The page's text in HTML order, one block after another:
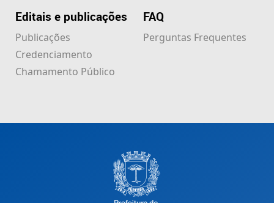
Editais e publicações
Publicações
Credenciamento
Chamamento Público
FAQ
Perguntas Frequentes